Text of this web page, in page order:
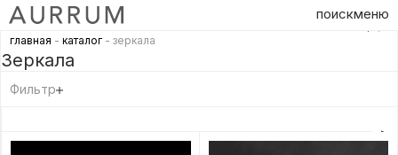
поискменю
главная - каталог - зеркала
Зеркала
Фильтр